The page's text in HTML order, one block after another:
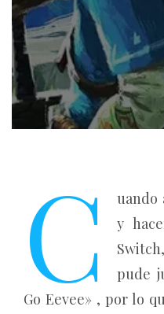
C
uando
y
pude
Go Eevee» , por lo